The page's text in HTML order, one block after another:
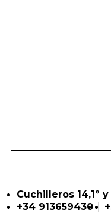
Cuchilleros 14,1º
+34 913659430 |